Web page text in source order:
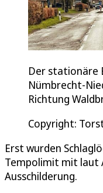
Der stationäre
Nümbrecht-
Richtung
Copyright:
Erst wurden
Tempolimit mit laut
Ausschilderung.